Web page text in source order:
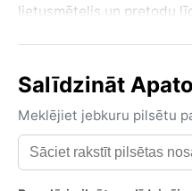
lietusmētelis un pretodu
Vislabākais laiks
Salīdzināt
Meklējiet jebkuru pilsētu